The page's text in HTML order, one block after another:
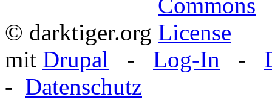
© darktiger.org
mit Drupal - Log-In -
- Datenschutz